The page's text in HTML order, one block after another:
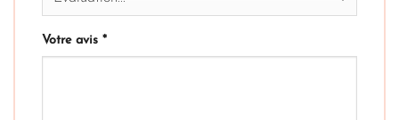
Votre avis *